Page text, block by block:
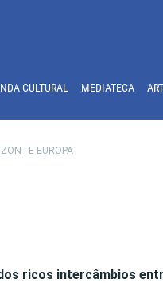
CULTURAL MEDIATECA
EUROPA
ricos intercâmbios